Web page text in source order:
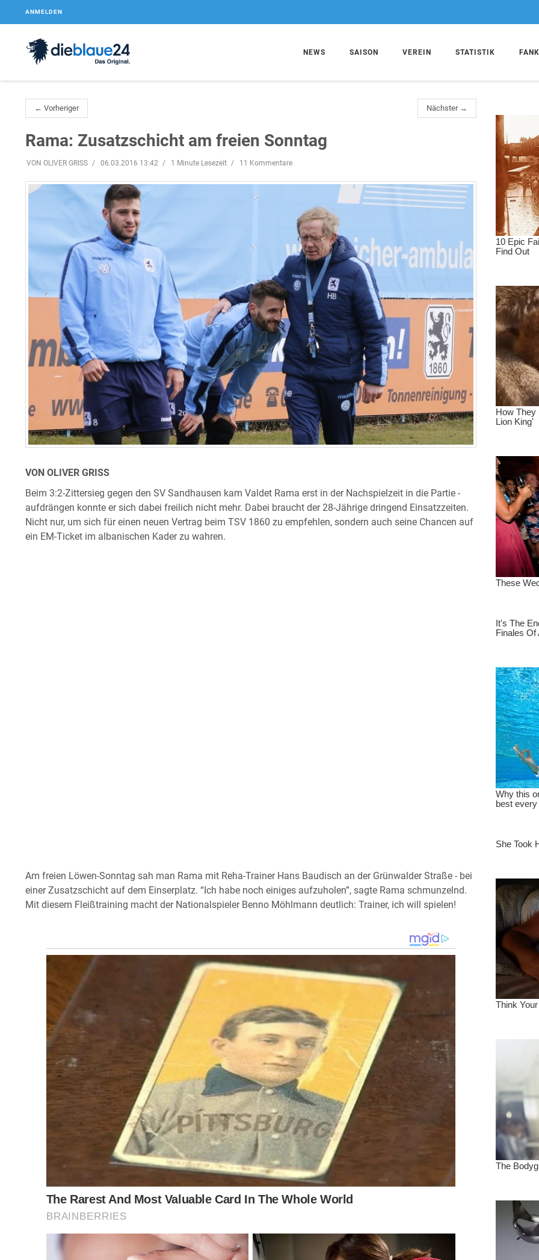
ANMELDEN
NEWS SAISON VEREIN STATISTIK
← Vorheriger Nächster →
Rama: Zusatzschicht am freien Sonntag
VON OLIVER GRISS 06.03.2016 13:42 1 Minute Lesezeit 11 Kommentare
VON OLIVER GRISS
Beim 3:2-Zittersieg gegen den SV Sandhausen kam Valdet Rama erst in der Nachspielzeit in die Partie -
aufdrängen konnte er sich dabei freilich nicht mehr. Dabei braucht der 28-Jährige dringend Einsatzzeiten.
Nicht nur, um sich für einen neuen Vertrag beim TSV 1860 zu empfehlen, sondern auch seine Chancen auf
ein EM-Ticket im albanischen Kader zu wahren.
Am freien Löwen-Sonntag sah man Rama mit Reha-Trainer Hans Baudisch an der Grünwalder Straße - bei
einer Zusatzschicht auf dem Einserplatz. “Ich habe noch einiges aufzuholen”, sagte Rama schmunzelnd.
Mit diesem Fleißtraining macht der Nationalspieler Benno Möhlmann deutlich: Trainer, ich will spielen!